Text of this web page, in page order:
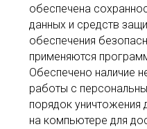
обеспечена
данных и средств
обеспечения
применяются
Обеспечено наличие
работы с
порядок уничтожения
на компьютере для